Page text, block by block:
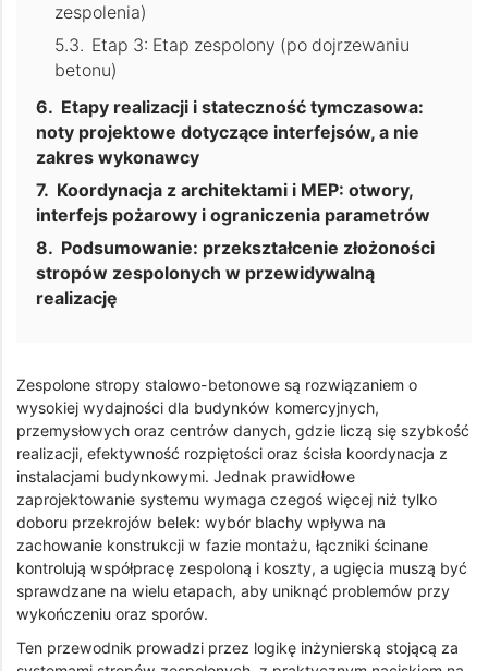
zespolenia)
Etap 3: Etap zespolony (po dojrzewaniu
betonu)
Etapy realizacji i stateczność tymczasowa:
noty projektowe dotyczące interfejsów, a nie
zakres wykonawcy
Koordynacja z architektami i MEP: otwory,
interfejs pożarowy i ograniczenia parametrów
Podsumowanie: przekształcenie złożoności
stropów zespolonych w przewidywalną
realizację
Zespolone stropy stalowo-betonowe są rozwiązaniem o
wysokiej wydajności dla budynków komercyjnych,
przemysłowych oraz centrów danych, gdzie liczą się szybkość
realizacji, efektywność rozpiętości oraz ścisła koordynacja z
instalacjami budynkowymi. Jednak prawidłowe
zaprojektowanie systemu wymaga czegoś więcej niż tylko
doboru przekrojów belek: wybór blachy wpływa na
zachowanie konstrukcji w fazie montażu, łączniki ścinane
kontrolują współpracę zespoloną i koszty, a ugięcia muszą być
sprawdzane na wielu etapach, aby uniknąć problemów przy
wykończeniu oraz sporów.
Ten przewodnik prowadzi przez logikę inżynierską stojącą za